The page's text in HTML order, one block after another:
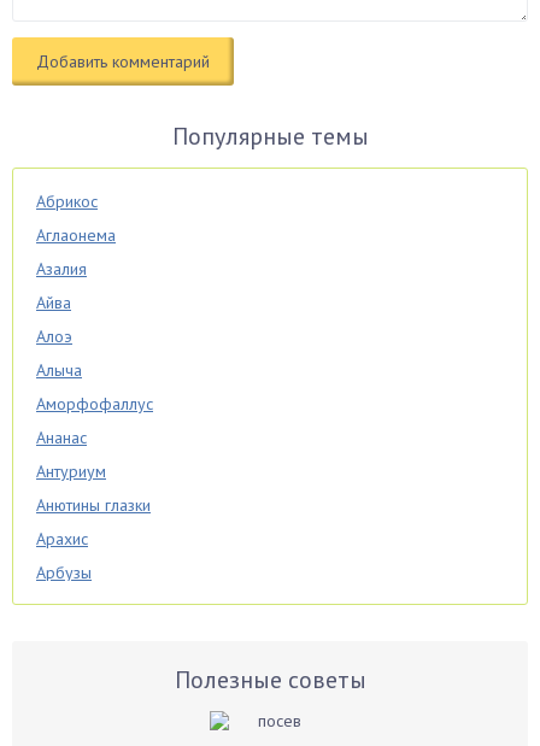
Популярные темы
Абрикос
Аглаонема
Азалия
Айва
Алоэ
Алыча
Аморфофаллус
Ананас
Антуриум
Анютины глазки
Арахис
Арбузы
Аспарагус
Полезные советы